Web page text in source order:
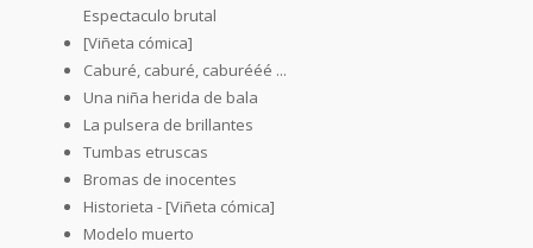
Espectaculo brutal
[Viñeta cómica]
Caburé, caburé, caburééé ...
Una niña herida de bala
La pulsera de brillantes
Tumbas etruscas
Bromas de inocentes
Historieta - [Viñeta cómica]
Modelo muerto